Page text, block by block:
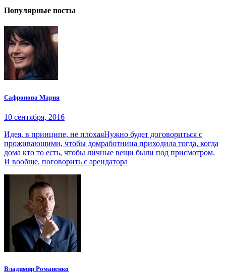
Популярные посты
Сафронова Мария
10 сентября, 2016
Идея, в принципе, не плохаяНужно будет договориться с
проживающими, чтобы домработница приходила тогда, когда
дома кто то есть, чтобы личные вещи были под присмотром.
И вообще, поговорить с арендатора
Владимир Романенко